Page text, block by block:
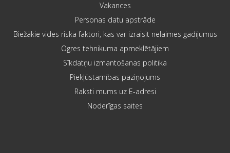
Vakances
Personas datu apstrāde
Biežākie vides riska faktori, kas var izraisīt nelaimes gadījumus
Ogres tehnikuma apmeklētājiem
Sīkdatņu izmantošanas politika
Piekļūstamības paziņojums
Raksti mums uz E-adresi
Noderīgas saites